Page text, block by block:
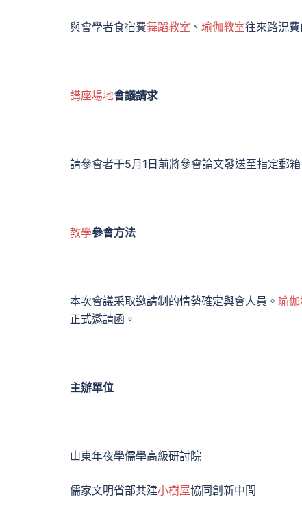
與會學者食宿費舞蹈教室 、 瑜伽教室往來路況
講座場地會議請求
請參會者于5月1日前將參會論文發送至指定郵
教學參會方法
本次會議采取邀請制的情勢確定與會人員。 瑜
正式邀請函。
主辦單位
山東年夜學儒學高級研討院
儒家文明省部共建小樹屋協同創新中間